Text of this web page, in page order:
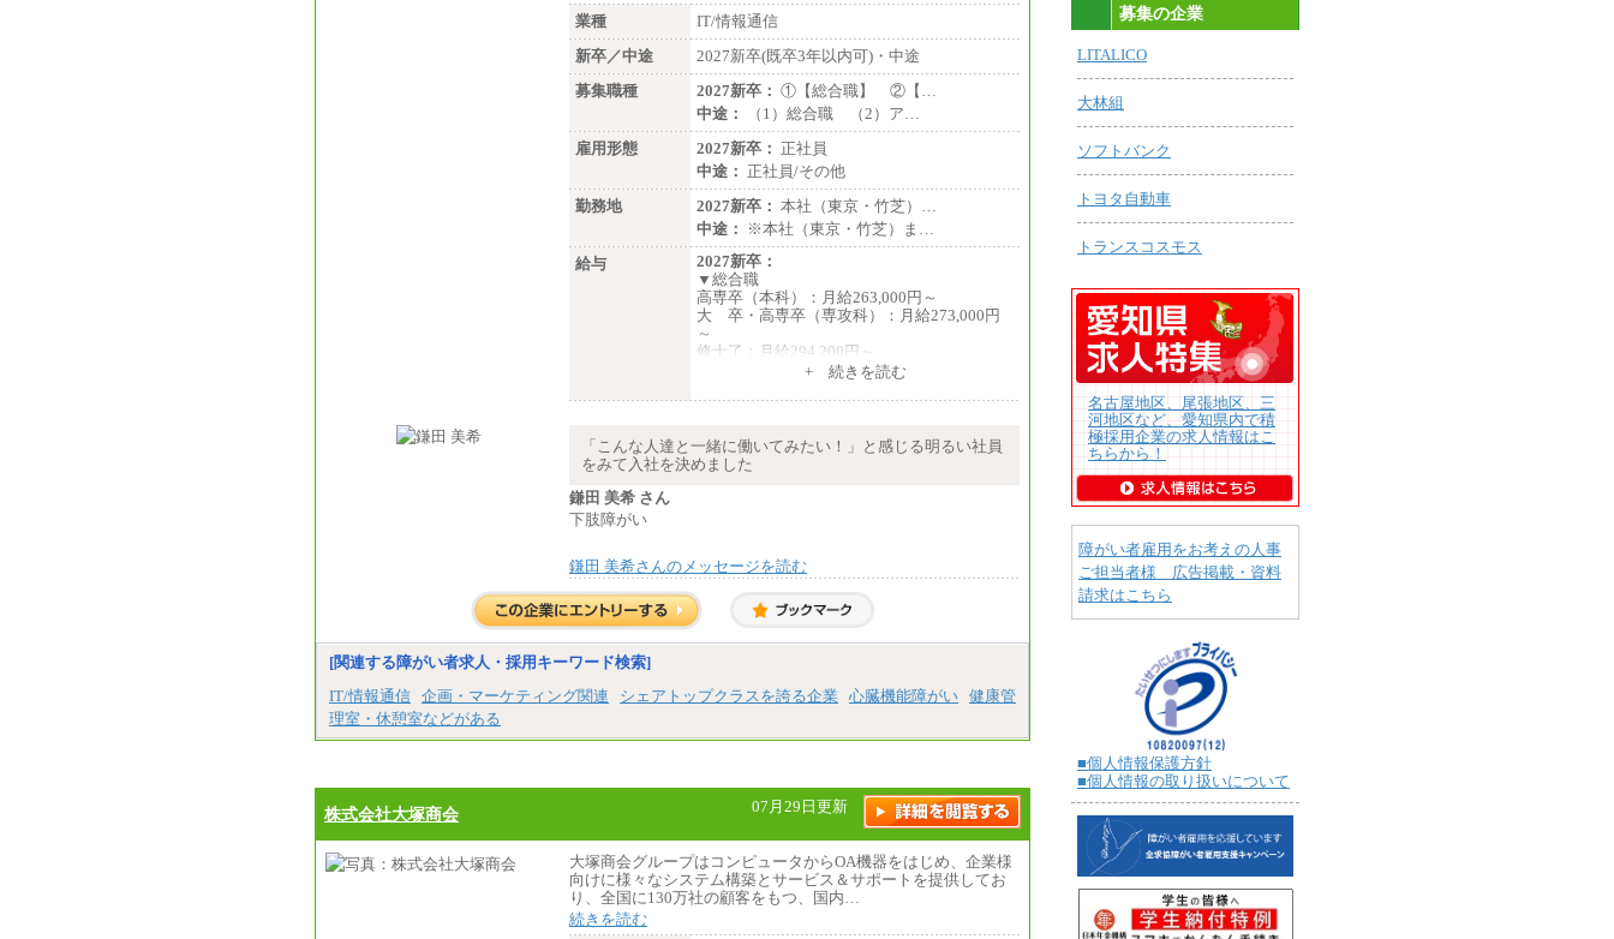
（３）
月給：190,000円～
想定年収：340万円～610万円
年収例：
・460万円/28歳・月給26万円
・520万円/32歳・月給29万円
（４）
月給：201,000円～
想定年収：360万円～680万円
年収例：
・520万円/32歳・月給29万円
年収例は賞与含む、残業代・家族手当含まず
※キャリアや能力等を考慮の上、当社規定に
より確定します
※残業手当：別途支給
※固定給に固定残業代含まず
※試用期間中も給与に変更なし
業種
IT/情報通信
新卒／中途
2027新卒(既卒3年以内可)・中途
募集職種
2027新卒： ①【総合職】 ②【…
中途：
（1）総合職 （2）ア…
雇用形態
2027新卒： 正社員
中途： 正社員/その他
勤務地
2027新卒： 本社（東京・竹芝）…
中途：
※本社（東京・竹芝）ま…
給与
2027新卒：
▼総合職
高専卒（本科）：月給263,000円～
大 卒・高専卒（専攻科）：月給273,000円
～
修士了：月給294,200円～
博士了：月給304,800円～
※卓越した能力、高度な技術や実績をお持ち
揮できると認められる場合は、 上記の給与に
関わらず個別設定することがあります
※営業職に支給するインセンティブは除く
※試用期間中も給与に変更はございません
中途：
基本月給／20万5000円以上(正社員・準社
※経験、能力を考慮の上、当社規定によ
※別途、Workstyle支援金(月額4,000円）
+ 続きを読む
「こんな人達と一緒に働いてみたい！」と感じる明るい社員
をみて入社を決めました
鎌田 美希 さん
下肢障がい
鎌田 美希さんのメッセージを読む
[関連する障がい者求人・採用キーワード検索]
IT/情報通信 企画・マーケティング関連 シェアトップクラスを誇る企業 心臓機能障がい 健康管
理室・休憩室などがある
株式会社大塚商会 07月29日更新
大塚商会グループはコンピュータからOA機器をはじめ、企業様
向けに様々なシステム構築とサービス＆サポートを提供してお
り、全国に130万社の顧客をもつ、国内…
続きを読む
募集の企業
LITALICO
大林組
ソフトバンク
トヨタ自動車
トランスコスモス
名古屋地区、尾張地区、三
河地区など、愛知県内で積
極採用企業の求人情報はこ
ちらから！
障がい者雇用をお考えの人事
ご担当者様 広告掲載・資料
請求はこちら
■個人情報保護方針
■個人情報の取り扱いについて